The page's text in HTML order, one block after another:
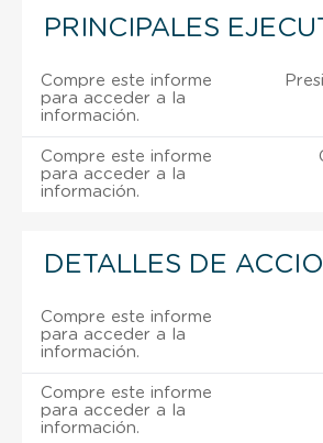
PRINCIPALES
Compre este informe
para acceder a la
información.
Compre este informe
para acceder a la
información.
DETALLES DE
Compre este informe
para acceder a la
información.
Compre este informe
para acceder a la
información.